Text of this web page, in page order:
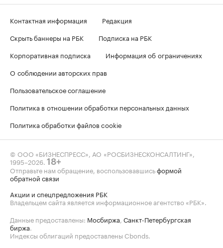
Контактная информация
Редакция
Скрыть баннеры на РБК
Подписка на РБК
Корпоративная подписка
Информация об ограничениях
О соблюдении авторских прав
Пользовательское соглашение
Политика в отношении обработки персональных данных
Политика обработки файлов cookie
© ООО «БИЗНЕСПРЕСС», АО «РОСБИЗНЕСКОНСАЛТИНГ»,
1995–2026 18+
Отправьте нам обращение, воспользовавшисьформой
обратной связи
Акции и спецпредложения РБК
Владельцем сайта является информационное агентство «РБК».
Данные предоставлены: Мосбиржа Санкт-Петербургская
биржа
Индексы облигаций предоставлены Cbonds.